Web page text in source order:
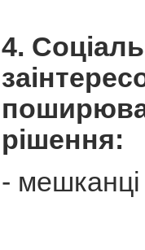
4.
рішення:
-